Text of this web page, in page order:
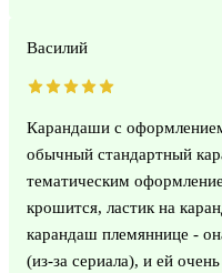
Василий
Карандаши с
обычный стандартный
тематическим
крошится, ластик на
карандаш племяннице -
(из-за сериала), и ей